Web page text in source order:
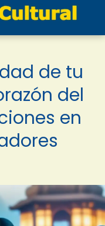
de tu
del
en